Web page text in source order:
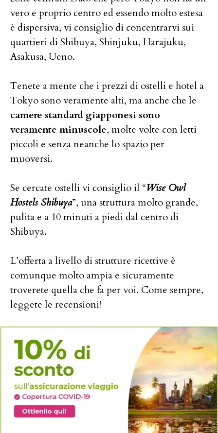
vero e proprio centro ed essendo molto estesa
è dispersiva, vi consiglio di concentrarvi sui
quartieri di Shibuya, Shinjuku, Harajuku,
Asakusa, Ueno.
Tenete a mente che i prezzi di ostelli e hotel a
Tokyo sono veramente alti, ma anche che le
camere standard giapponesi sono
veramente minuscole, molte volte con letti
piccoli e senza neanche lo spazio per
muoversi.
Se cercate ostelli vi consiglio il “Wise Owl
Hostels Shibuya”, una struttura molto grande,
pulita e a 10 minuti a piedi dal centro di
Shibuya.
L’offerta a livello di strutture ricettive è
comunque molto ampia e sicuramente
troverete quella che fa per voi. Come sempre,
leggete le recensioni!